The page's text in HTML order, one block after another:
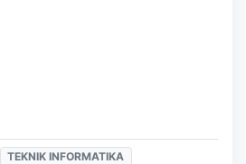
TEKNIK INFORMATIKA